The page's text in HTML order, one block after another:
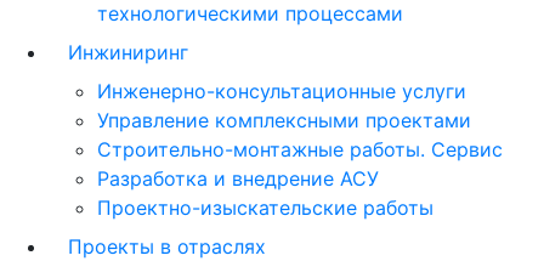
технологическими процессами
Инжиниринг
Инженерно-консультационные услуги
Управление комплексными проектами
Строительно-монтажные работы. Сервис
Разработка и внедрение АСУ
Проектно-изыскательские работы
Проекты в отраслях